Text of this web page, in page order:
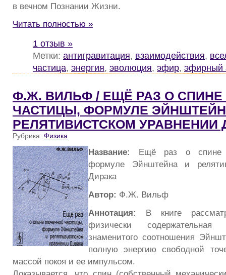
в вечном Познании Жизни.
Читать полностью »
1 отзыв »
Метки: антигравитация, взаимодействия,
частица, энергия, эволюция, эфир, эфирный
Ф.Ж. ВИЛЬФ / ЕЩЁ РАЗ О СПИНЕ
ЧАСТИЦЫ, ФОРМУЛЕ
РЕЛЯТИВИСТСКОМ УРАВНЕНИИ
Рубрика: Физика
Название: Ещё раз о спине
формуле Эйнштейна и
Дирака
Автор: Ф.Ж. Вильф
Аннотация: В книге
физически
знаменитого соотношения
полную энергию свободной
массой покоя и ее импульсом.